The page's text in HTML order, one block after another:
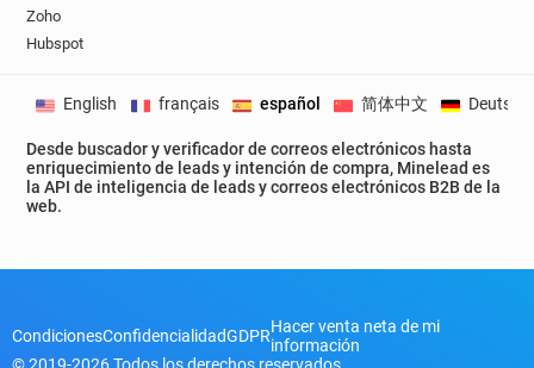
b*********@ca-centreloire.fr
x********@ca-centreloire.fr
e*******@ca-centreloire.fr
i******@ca-centreloire.fr
b*******@ca-centreloire.fr
d*********@ca-centreloire.fr
Zoho
Hubspot
Desde buscador y verificador de correos electrónicos hasta
enriquecimiento de leads y intención de compra, Minelead es
la API de inteligencia de leads y correos electrónicos B2B de la
web.
English français español 简体中文 Deutsch
CondicionesConfidencialidadGDPRHacer venta neta de mi
información